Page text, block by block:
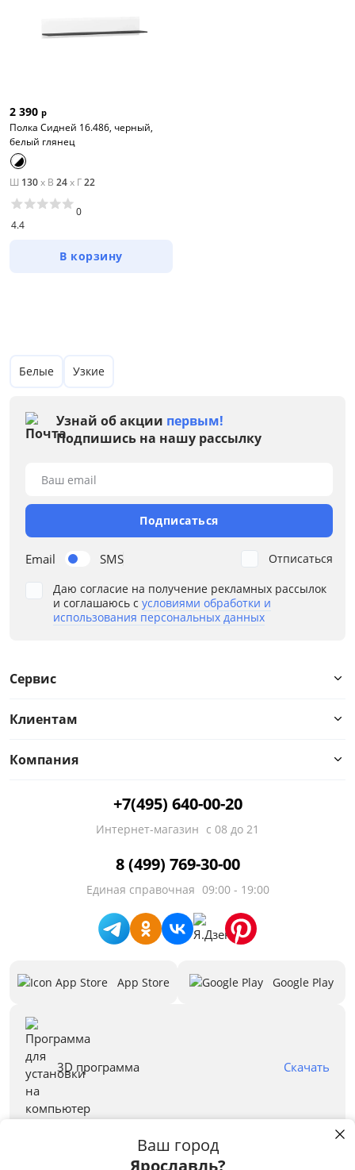
Ваш город
Ярославль?
Цвет
Бежевый
Черный
Серый
Коричневый
Размер
Ширина, см
от
Назначение
Предложения
2 390 р
Полка Сидней 16.486, черный,
белый глянец
Ш 130x В 24x Г22
4.4
0
В корзину
Белые Узкие
Узнай об акции первым!
Подпишись на нашу рассылку
Email SMS
Ваш email
Подписаться
Даю согласие на получение рекламных рассылок
и соглашаюсь с условиями обработки и
использования персональных данных
Отписаться
Сервис
Клиентам
Компания
+7(495) 640-00-20
Интернет-магазин с 08 до 21
8 (499) 769-30-00
Единая справочная 09:00 - 19:00
App Store Google Play
3D программа Скачать
Правовая информация